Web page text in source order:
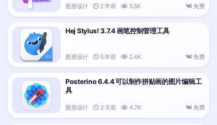
图形设计 2 年前 5.5K 免费
Hej Stylus! 3.7.4 画笔控制管理工具
图形设计 5 年前 2.4K 免费
Posterino 6.4.4 可以制作拼贴画的图片编辑工
具
图形设计 2 天前 4.7K 免费